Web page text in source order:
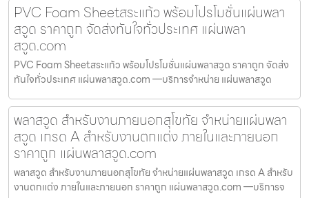
PVC Foam Sheetสระแก้ว พร้อมโปรโมชั่นแผ่นพลา
สวูด ราคาถูก จัดส่งทันใจทั่วประเทศ แผ่นพลา
สวูด.com
PVC Foam Sheetสระแก้ว พร้อมโปรโมชั่นแผ่นพลาสวูด ราคาถูก จัดส่ง
ทันใจทั่วประเทศ แผ่นพลาสวูด.com —บริการจำหน่าย แผ่นพลาสวูด
พลาสวูด สำหรับงานภายนอกสุโขทัย จำหน่ายแผ่นพลา
สวูด เกรด A สำหรับงานตกแต่ง ภายในและภายนอก
ราคาถูก แผ่นพลาสวูด.com
พลาสวูด สำหรับงานภายนอกสุโขทัย จำหน่ายแผ่นพลาสวูด เกรด A สำหรับ
งานตกแต่ง ภายในและภายนอก ราคาถูก แผ่นพลาสวูด.com —บริการจ